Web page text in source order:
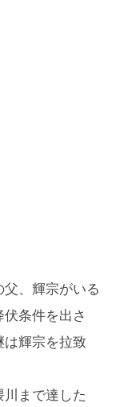
、輝宗がいる
条件を出さ
は輝宗を拉致
まで達した